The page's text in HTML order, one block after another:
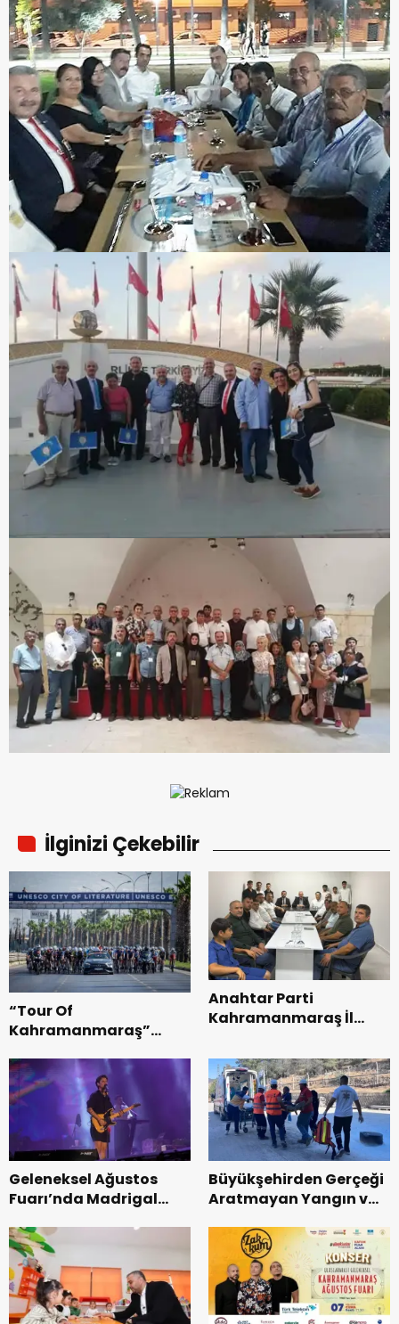
İlginizi Çekebilir
“Tour Of
Kahramanmaraş”
Bisikleti Turnuvası
Tamamlandı.
Anahtar Parti
Kahramanmaraş İl
Teşkilatı ile buluştu.
Geleneksel Ağustos
Fuarı’nda Madrigal
Büyükşehirden Gerçeği
Aratmayan Yangın ve